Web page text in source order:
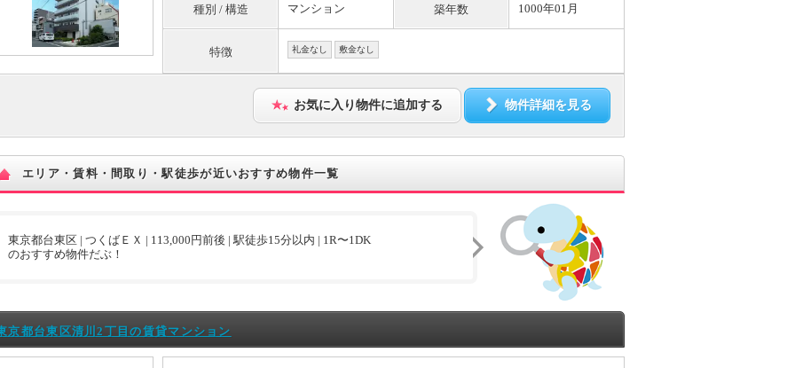
種別 / 構造 マンション 築年数 1000年01月
特徴 礼金なし 敷金なし
お気に入り物件に追加する 物件詳細を見る
エリア・賃料・間取り・駅徒歩が近いおすすめ物件一覧
東京都台東区 | つくばＥＸ | 113,000円前後 | 駅徒歩15分以内 | 1R〜1DK
のおすすめ物件だぶ！
京都台東区清川2丁目の賃貸マンション